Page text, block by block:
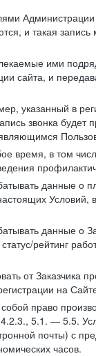
и такая
ими
сайта, и
указанный в
звонка будет
время, в том
данные о
данные о
рейтинг
от Заказчика
на
право
5.1. — 5.5.
почты) с
часов.